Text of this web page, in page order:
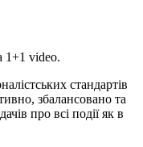
1+1 video.
стандартів
збалансовано та
про всі події як в